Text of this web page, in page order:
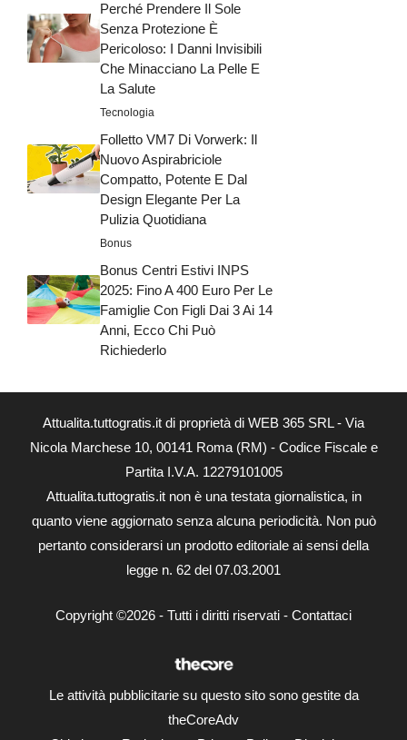
Perché Prendere Il Sole
Senza Protezione È
Pericoloso: I Danni Invisibili
Che Minacciano La Pelle E
La Salute
Tecnologia
Folletto VM7 Di Vorwerk: Il
Nuovo Aspirabriciole
Compatto, Potente E Dal
Design Elegante Per La
Pulizia Quotidiana
Bonus
Bonus Centri Estivi INPS
2025: Fino A 400 Euro Per Le
Famiglie Con Figli Dai 3 Ai 14
Anni, Ecco Chi Può
Richiederlo
Attualita.tuttogratis.it di proprietà di WEB 365 SRL - Via
Nicola Marchese 10, 00141 Roma (RM) - Codice Fiscale e
Partita I.V.A. 12279101005
Attualita.tuttogratis.it non è una testata giornalistica, in
quanto viene aggiornato senza alcuna periodicità. Non può
pertanto considerarsi un prodotto editoriale ai sensi della
legge n. 62 del 07.03.2001
Copyright ©2026 - Tutti i diritti riservati - Contattaci
Le attività pubblicitarie su questo sito sono gestite da
theCoreAdv